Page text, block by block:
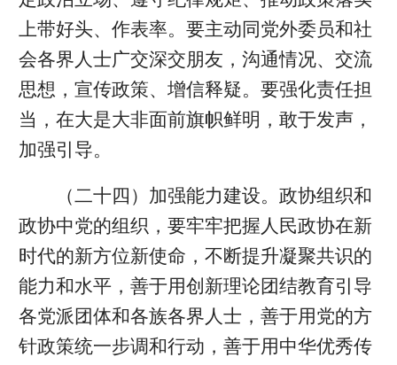
上带好头、作表率。要主动同党外委员和社
会各界人士广交深交朋友，沟通情况、交流
思想，宣传政策、增信释疑。要强化责任担
当，在大是大非面前旗帜鲜明，敢于发声，
加强引导。
（二十四）加强能力建设。政协组织和
政协中党的组织，要牢牢把握人民政协在新
时代的新方位新使命，不断提升凝聚共识的
能力和水平，善于用创新理论团结教育引导
各党派团体和各族各界人士，善于用党的方
针政策统一步调和行动，善于用中华优秀传